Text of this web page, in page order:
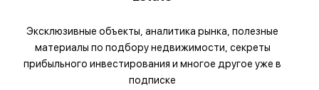
Эксклюзивные объекты, аналитика рынка, полезные
материалы по подбору недвижимости, секреты
прибыльного инвестирования и многое другое уже в
подписке